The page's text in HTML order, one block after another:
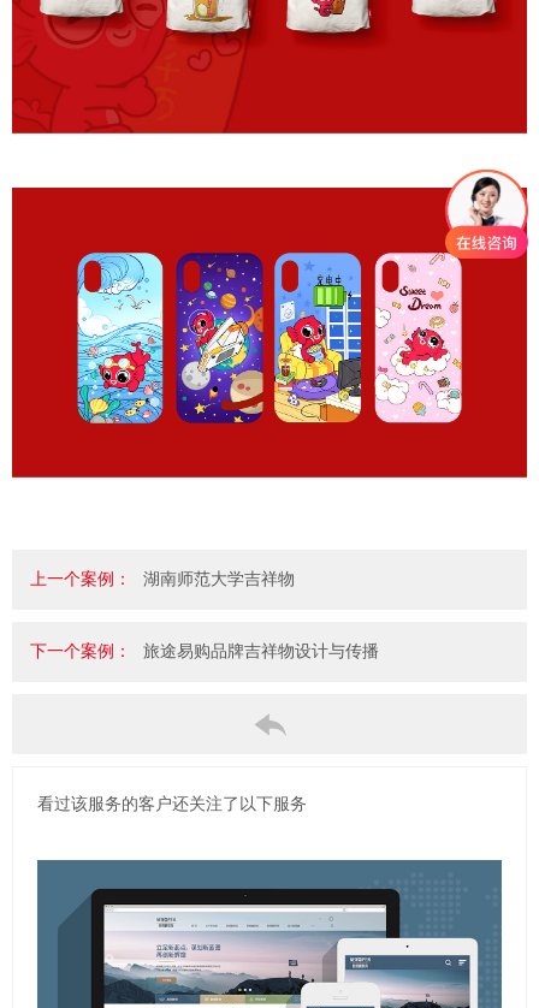
上一个案例： 湖南师范大学吉祥物
下一个案例： 旅途易购品牌吉祥物设计与传播
看过该服务的客户还关注了以下服务